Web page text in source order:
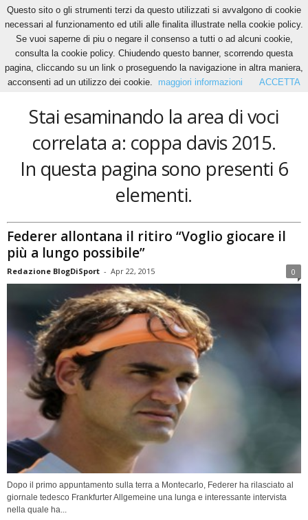
Home Tags Coppa davis 2015
coppa davis 2015
Stai esaminando la area di voci
correlata a: coppa davis 2015.
In questa pagina sono presenti 6
elementi.
Federer allontana il ritiro “Voglio giocare il
più a lungo possibile”
Redazione BlogDiSport - Apr 22, 2015 0
Dopo il primo appuntamento sulla terra a Montecarlo, Federer ha rilasciato al
giornale tedesco Frankfurter Allgemeine una lunga e interessante intervista
nella quale ha...
Questo sito o gli strumenti terzi da questo utilizzati si avvalgono di cookie
necessari al funzionamento ed utili alle finalita illustrate nella cookie policy.
Se vuoi saperne di piu o negare il consenso a tutti o ad alcuni cookie,
consulta la cookie policy. Chiudendo questo banner, scorrendo questa
pagina, cliccando su un link o proseguendo la navigazione in altra maniera,
acconsenti ad un utilizzo dei cookie.
maggiori informazioni ACCETTA